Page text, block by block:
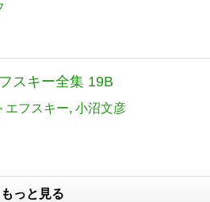
スキー全集 19B
エフスキー 小沼文彦
もっと見る